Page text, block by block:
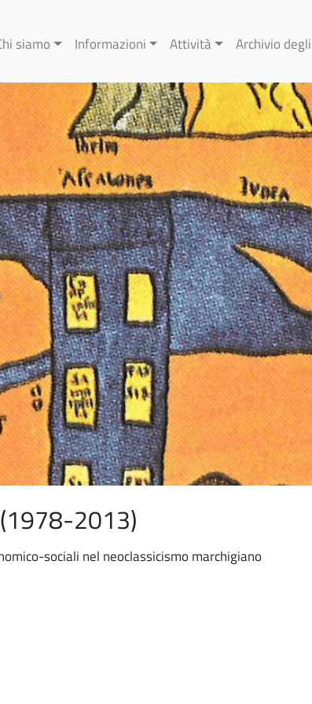
siamo Informazioni Attività Archivio
2013)
sociali nel neoclassicismo marchigiano